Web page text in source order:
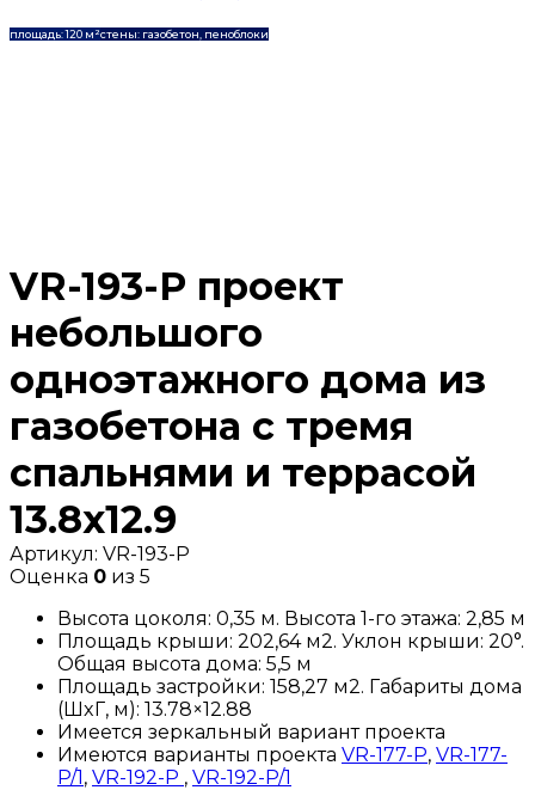
площадь: 120 м²стены: газобетон, пеноблоки
VR-193-P проект
небольшого
одноэтажного дома из
газобетона с тремя
спальнями и террасой
13.8х12.9
Артикул: VR-193-P
Оценка 0 из 5
Высота цоколя: 0,35 м. Высота 1-го этажа: 2,85 м
Площадь крыши: 202,64 м2. Уклон крыши: 20°.
Общая высота дома: 5,5 м
Площадь застройки: 158,27 м2. Габариты дома
(ШxГ, м): 13.78×12.88
Имеется зеркальный вариант проекта
Имеются варианты проекта VR-177-P, VR-177-
P/1, VR-192-P , VR-192-P/1